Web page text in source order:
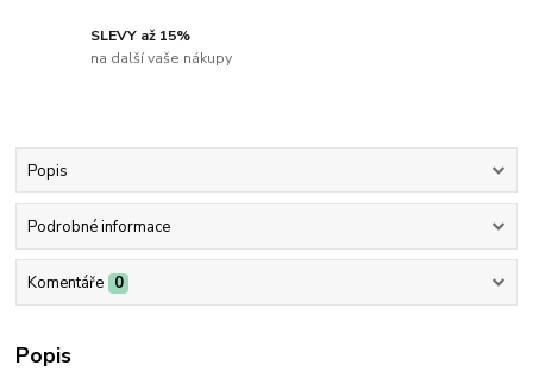
SLEVY až 15%
na další vaše nákupy
Popis
Podrobné informace
Komentáře 0
Popis